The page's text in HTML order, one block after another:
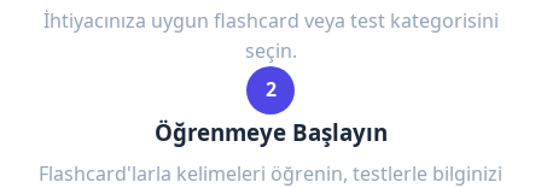
İhtiyacınıza uygun flashcard veya test kategorisini
seçin.
2
Öğrenmeye Başlayın
Flashcard'larla kelimeleri öğrenin, testlerle bilginizi